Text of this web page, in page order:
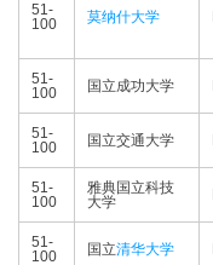
51-
100
莫纳什大学
51-
100
国立成功大学
51-
100
国立交通大学
51-
100
雅典国立科技
大学
51-
100
国立清华大学